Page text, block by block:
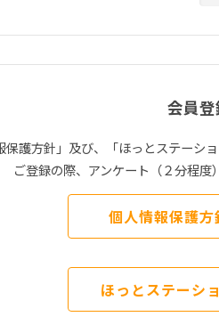
会員登
保護方針」及び、「ほっとステーシ
ご登録の際、アンケート（２分程
個人情報保護方
ほっとステーシ